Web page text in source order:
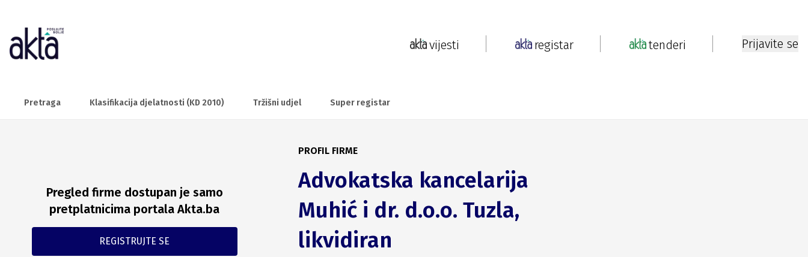
vijesti registar tenderi Prijavite se
Pretraga Klasifikacija djelatnosti (KD 2010) Tržišni udjel Super registar
Pregled firme dostupan je samo
pretplatnicima portala Akta.ba
REGISTRUJTE SE
PROFIL FIRME
Advokatska kancelarija
Muhić i dr. d.o.o. Tuzla,
likvidiran